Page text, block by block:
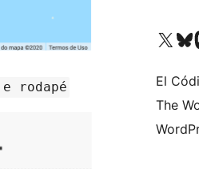
rodapé
Visit our XVisit
El
The